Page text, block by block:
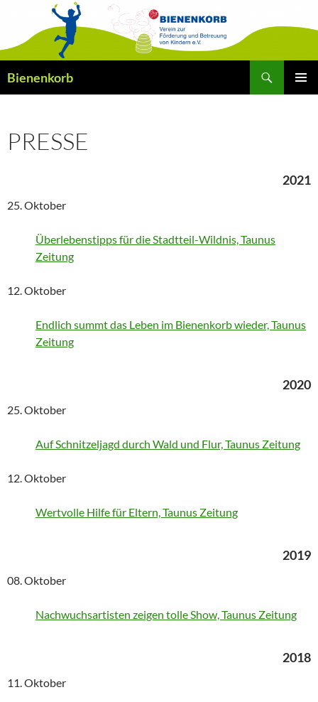
springen
Bienenkorb
PRESSE
2021
25. Oktober
Überlebenstipps für die Stadtteil-Wildnis, Taunus
Zeitung
12. Oktober
Endlich summt das Leben im Bienenkorb wieder, Taunus
Zeitung
2020
25. Oktober
Auf Schnitzeljagd durch Wald und Flur, Taunus Zeitung
12. Oktober
Wertvolle Hilfe für Eltern, Taunus Zeitung
2019
08. Oktober
Nachwuchsartisten zeigen tolle Show, Taunus Zeitung
2018
11. Oktober